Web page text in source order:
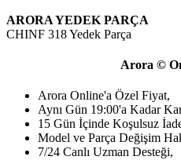
ARORA YEDEK PARÇA
CHINF 318 Yedek Parça
Arora ©
Arora Online'a Özel Fiyat,
Aynı Gün 19:00'a Kadar
15 Gün İçinde Koşulsuz
Model ve Parça Değişim
7/24 Canlı Uzman Desteği,